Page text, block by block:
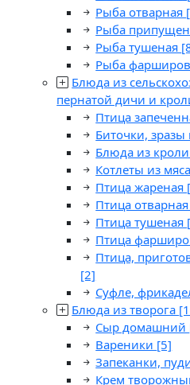
Рыба отварная
Рыба
Рыба тушеная
Рыба
Блюда из
пернатой дичи и
Птица
Биточки,
Блюда из
Котлеты из
Птица жареная
Птица отварная
Птица тушеная
Птица
Птица,
[2]
Суфле,
Блюда из творога
Сыр домашний
Вареники [5]
Запеканки,
Крем